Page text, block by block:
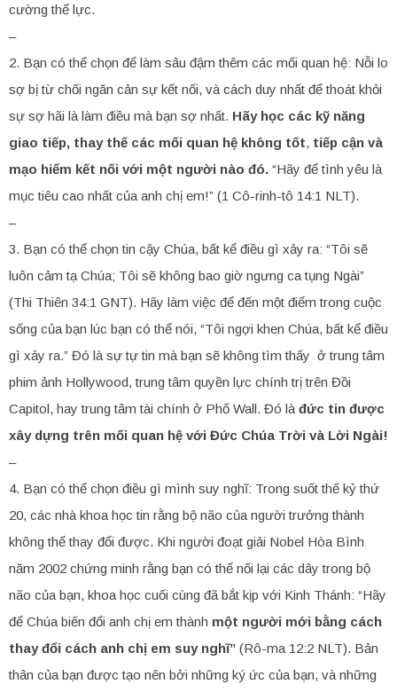
cường thể lực.
–
2. Bạn có thể chọn để làm sâu đậm thêm các mối quan hệ: Nỗi lo
sợ bị từ chối ngăn cản sự kết nối, và cách duy nhất để thoát khỏi
sự sợ hãi là làm điều mà bạn sợ nhất. Hãy học các kỹ năng
giao tiếp, thay thế các mối quan hệ không tốt, tiếp cận và
mạo hiểm kết nối với một người nào đó. “Hãy để tình yêu là
mục tiêu cao nhất của anh chị em!” (1 Cô-rinh-tô 14:1 NLT).
–
3. Bạn có thể chọn tin cậy Chúa, bất kể điều gì xảy ra: “Tôi sẽ
luôn cảm tạ Chúa; Tôi sẽ không bao giờ ngưng ca tụng Ngài”
(Thi Thiên 34:1 GNT). Hãy làm việc để đến một điểm trong cuộc
sống của bạn lúc bạn có thể nói, “Tôi ngợi khen Chúa, bất kể điều
gì xảy ra.” Đó là sự tự tin mà bạn sẽ không tìm thấy ở trung tâm
phim ảnh Hollywood, trung tâm quyền lực chính trị trên Đồi
Capitol, hay trung tâm tài chính ở Phố Wall. Đó là đức tin được
xây dựng trên mối quan hệ với Đức Chúa Trời và Lời Ngài!
–
4. Bạn có thể chọn điều gì mình suy nghĩ: Trong suốt thế kỷ thứ
20, các nhà khoa học tin rằng bộ não của người trưởng thành
không thể thay đổi được. Khi người đoạt giải Nobel Hòa Bình
năm 2002 chứng minh rằng bạn có thể nối lại các dây trong bộ
não của bạn, khoa học cuối cùng đã bắt kịp với Kinh Thánh: “Hãy
để Chúa biến đổi anh chị em thành một người mới bằng cách
thay đổi cách anh chị em suy nghĩ” (Rô-ma 12:2 NLT). Bản
thân của bạn được tạo nên bởi những ký ức của bạn, và những